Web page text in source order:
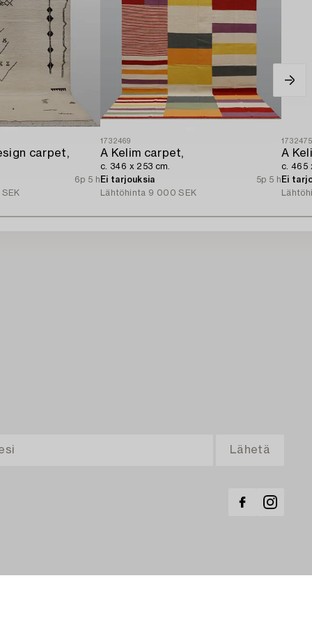
carpet,
6p 5 h
1732469
A Kelim carpet,
c. 346 x 253 cm.
Ei tarjouksia
5p 5 h
Lähtöhinta 9 000 SEK
A
c. 465
Ei